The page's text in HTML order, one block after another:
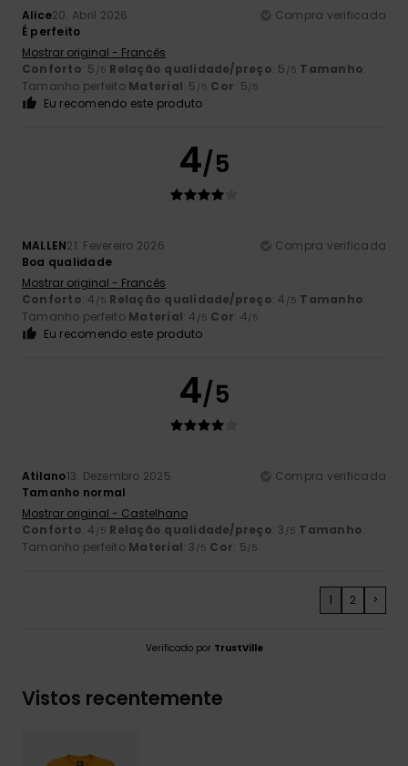
Alice20. Abril 2026
Compra verificada
É perfeito
Mostrar original - Francês
Conforto: 5 /5 Relação qualidade/preço: 5 /5 Tamanho:
Tamanho perfeito Material: 5 /5 Cor: 5/5
Eu recomendo este produto
4/5
MALLEN21. Fevereiro 2026
Compra verificada
Boa qualidade
Mostrar original - Francês
Conforto: 4 /5 Relação qualidade/preço: 4 /5 Tamanho:
Tamanho perfeito Material: 4 /5 Cor: 4/5
Eu recomendo este produto
4/5
Atilano13. Dezembro 2025
Compra verificada
Tamanho normal
Mostrar original - Castelhano
Conforto: 4 /5 Relação qualidade/preço: 3 /5 Tamanho:
Tamanho perfeito Material: 3 /5 Cor: 5/5
1 2 >
Verificado por TrustVille
Vistos recentemente